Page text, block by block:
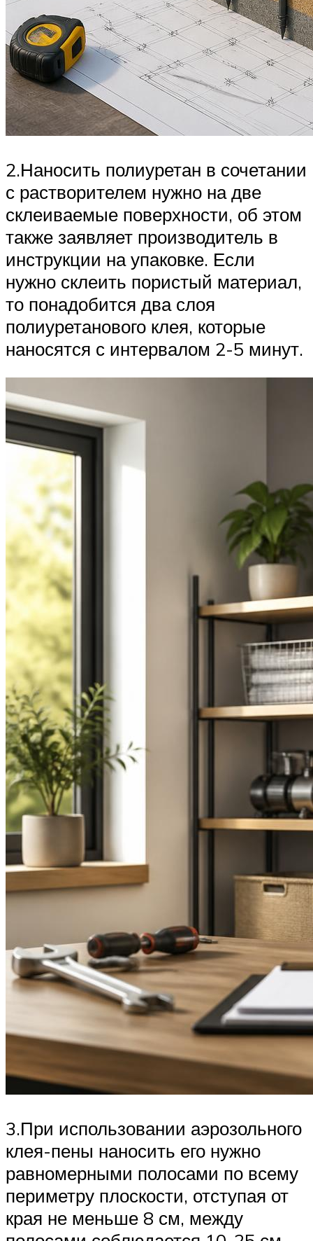
2.Наносить полиуретан в сочетании
с растворителем нужно на две
склеиваемые поверхности, об этом
также заявляет производитель в
инструкции на упаковке. Если
нужно склеить пористый материал,
то понадобится два слоя
полиуретанового клея, которые
наносятся с интервалом 2-5 минут.
3.При использовании аэрозольного
клея-пены наносить его нужно
равномерными полосами по всему
периметру плоскости, отступая от
края не меньше 8 см, между